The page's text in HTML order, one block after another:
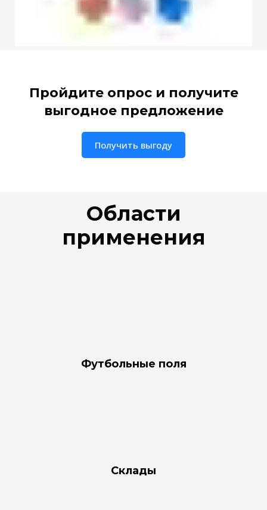
Пройдите опрос и получите
выгодное предложение
Получить выгоду
Области
применения
Футбольные поля
Склады